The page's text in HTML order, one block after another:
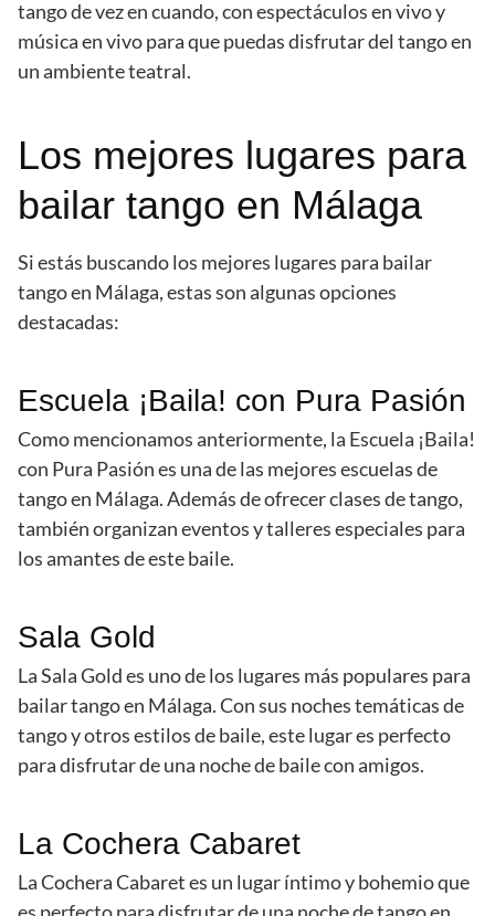
tango de vez en cuando, con espectáculos en vivo y
música en vivo para que puedas disfrutar del tango en
un ambiente teatral.
Los mejores lugares para
bailar tango en Málaga
Si estás buscando los mejores lugares para bailar
tango en Málaga, estas son algunas opciones
destacadas:
Escuela ¡Baila! con Pura Pasión
Como mencionamos anteriormente, la Escuela ¡Baila!
con Pura Pasión es una de las mejores escuelas de
tango en Málaga. Además de ofrecer clases de tango,
también organizan eventos y talleres especiales para
los amantes de este baile.
Sala Gold
La Sala Gold es uno de los lugares más populares para
bailar tango en Málaga. Con sus noches temáticas de
tango y otros estilos de baile, este lugar es perfecto
para disfrutar de una noche de baile con amigos.
La Cochera Cabaret
La Cochera Cabaret es un lugar íntimo y bohemio que